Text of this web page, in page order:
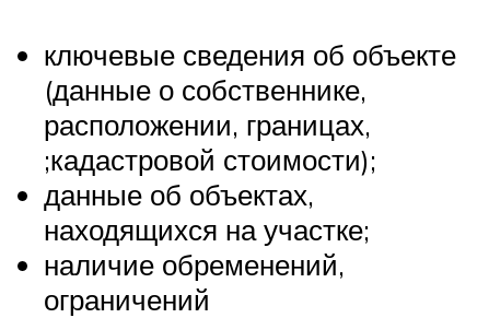
ключевые сведения об объекте
(данные о собственнике,
расположении, границах,
;кадастровой стоимости);
данные об объектах,
находящихся на участке;
наличие обременений,
ограничений